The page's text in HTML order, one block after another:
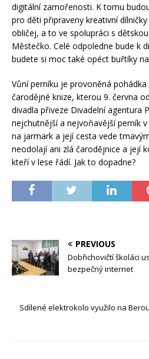
digitální zamořenosti. K tomu
pro děti připraveny kreativní
obličej, a to ve spolupráci s
Městečko. Celé odpoledne bude k
budete si moc také opéct buřtíky
Vůní perníku je provoněná
čarodějné knize, kterou 9. června
divadla přiveze Divadelní agentura
nejchutnější a nejvoňavější perník
na jarmark a její cesta vede
neodolají ani zlá čarodějnice a její
kteří v lese řádí. Jak to dopadne?
PREVIOUS
Dobřichovičtí školáci
bezpečný internet
Sdílené elektrokolo využilo na